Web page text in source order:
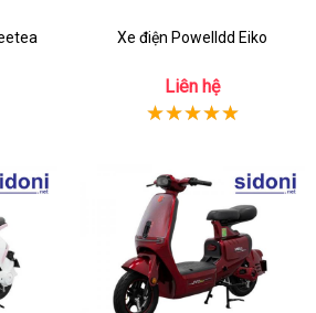
Xe điện Powelldd Eiko
Liên hệ